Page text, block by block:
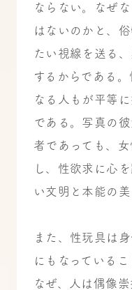
ならない。なぜ
はないのかと、
たい視線を送る
するからである
なる人もが平等
である。写真の
者であっても、
し、性欲求に心
い文明と本能の美
また、性玩具は
にもなっている
なぜ、人は偶像